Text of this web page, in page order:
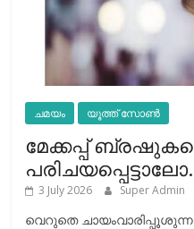
ചമയം യൂത്ത് സോൺ
മേക്കപ്പ്
3 July 2026 Super Admin
വെറുതെ